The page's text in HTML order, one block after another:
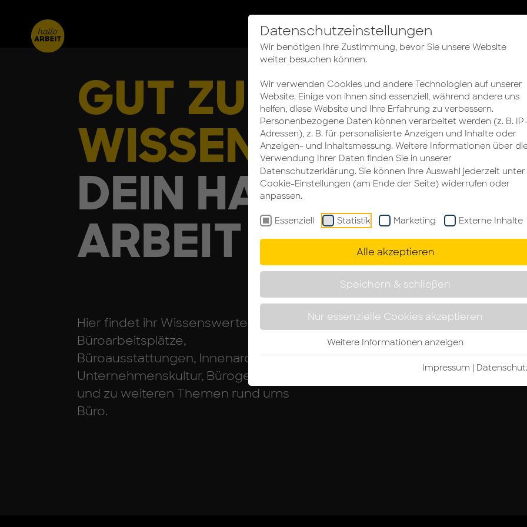
Datenschutzeinstellungen
Wir benötigen Ihre Zustimmung, bevor Sie unsere Website
weiter besuchen können.
Wir verwenden Cookies und andere Technologien auf unserer
Website. Einige von ihnen sind essenziell, während andere uns
helfen, diese Website und Ihre Erfahrung zu verbessern.
Personenbezogene Daten können verarbeitet werden (z. B.
Adressen), z. B. für personalisierte Anzeigen und Inhalte oder
Anzeigen- und Inhaltsmessung. Weitere Informationen über
Verwendung Ihrer Daten finden Sie in unserer
Datenschutzerklärung. Sie können Ihre Auswahl jederzeit unter
Cookie-Einstellungen (am Ende der Seite) widerrufen oder
anpassen.
Essenziell Statistik Marketing Externe Inhalte
Alle akzeptieren
Speichern & schließen
Nur essenzielle Cookies akzeptieren
Weitere Informationen anzeigen
Impressum |
Bürokonzepte Büroplanung
GUT ZU
WISSEN
DEIN HALLO
ARBEIT BLOG
Hier findet ihr Wissenswertes über
Büroarbeitsplätze,
Büroausstattungen, Innenarchitektur,
Unternehmenskultur, Bürogebäude
und zu weiteren Themen rund ums
Büro.